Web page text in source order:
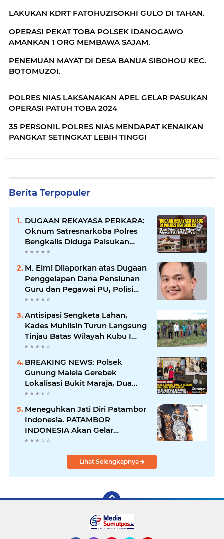
LAKUKAN KDRT FATOHUZISOKHI GULO DI TAHAN.
OPERASI PEKAT TOBA POLSEK IDANOGAWO
AMANKAN 1 ORG MEMBAWA SAJAM.
PENEMUAN MAYAT DI DESA BANUA SIBOHOU KEC.
BOTOMUZOI.
POLRES NIAS LAKSANAKAN APEL GELAR PASUKAN
OPERASI PATUH TOBA 2024
35 PERSONIL POLRES NIAS MENDAPAT KENAIKAN
PANGKAT SETINGKAT LEBIH TINGGI
Berita Terpopuler
DUGAAN REKAYASA PERKARA:
Oknum Satresnarkoba Polres
Bengkalis Diduga Palsukan
Barang Bukti Hingga Paksa
Warga Hadir di TKP
M. Elmi Dilaporkan atas Dugaan
Penggelapan Dana Pensiunan
Guru dan Pegawai PU, Polisi
Pastikan Proses Hukum
Berjalan
Antisipasi Sengketa Lahan,
Kades Muhlisin Turun Langsung
Tinjau Batas Wilayah Kubu I
yang Diduga Diserobot PT Jatim
BREAKING NEWS: Polsek
Gunung Malela Gerebek
Lokalisasi Bukit Maraja, Dua
Perempuan Menangis Saat
Diciduk Bersama Sabu
Meneguhkan Jati Diri Patambor
Indonesia. PATAMBOR
INDONESIA Akan Gelar
RAKERNAS II Di Jakarta.
Lihat Selengkapnya